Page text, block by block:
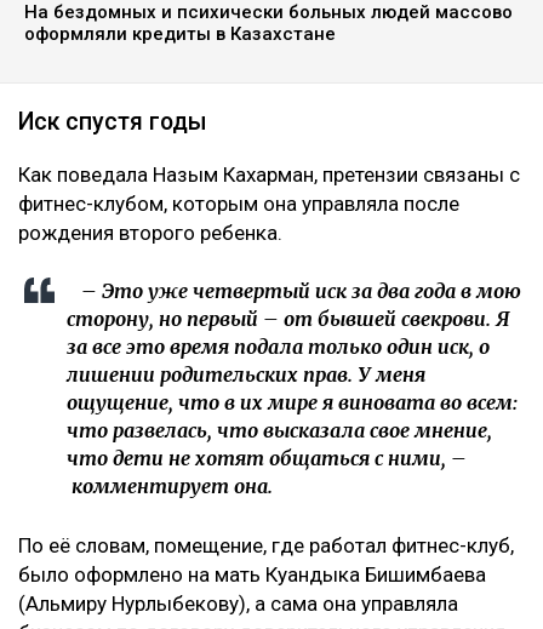
На бездомных и психически больных людей массово
оформляли кредиты в Казахстане
Иск спустя годы
Как поведала Назым Кахарман, претензии связаны с
фитнес-клубом, которым она управляла после
рождения второго ребенка.
– Это уже четвертый иск за два года в мою
сторону, но первый – от бывшей свекрови. Я
за все это время подала только один иск, о
лишении родительских прав. У меня
ощущение, что в их мире я виновата во всем:
что развелась, что высказала свое мнение,
что дети не хотят общаться с ними, –
комментирует она.
По её словам, помещение, где работал фитнес-клуб,
было оформлено на мать Куандыка Бишимбаева
(Альмиру Нурлыбекову), а сама она управляла